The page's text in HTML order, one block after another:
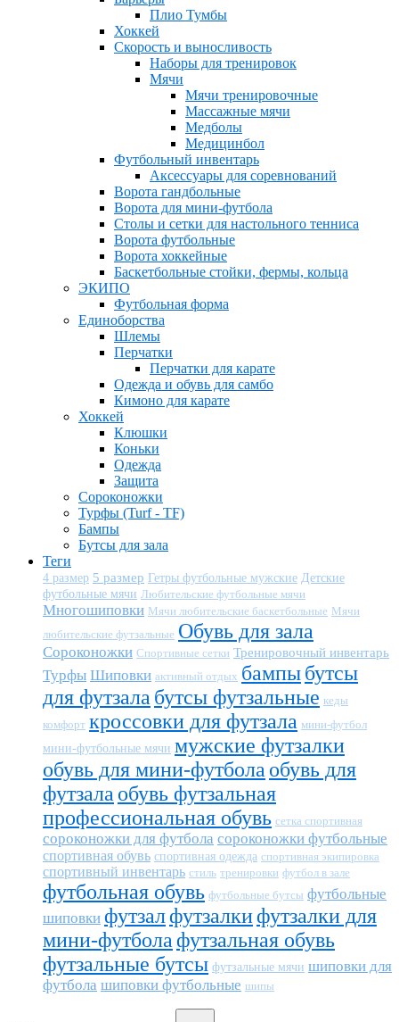
Плио Тумбы
Хоккей
Скорость и выносливость
Наборы для тренировок
Мячи
Мячи тренировочные
Массажные мячи
Медболы
Медицинбол
Футбольный инвентарь
Аксессуары для соревнований
Ворота гандбольные
Ворота для мини-футбола
Столы и сетки для настольного тенниса
Ворота футбольные
Ворота хоккейные
Баскетбольные стойки, фермы, кольца
ЭКИПО
Футбольная форма
Единоборства
Шлемы
Перчатки
Перчатки для карате
Одежда и обувь для самбо
Кимоно для карате
Хоккей
Клюшки
Коньки
Одежда
Защита
Сороконожки
Турфы (Turf - TF)
Бампы
Бутсы для зала
Теги
4 размер 5 размер Гетры футбольные мужские Детские
футбольные мячи Любительские футбольные мячи
Многошиповки Мячи любительские баскетбольные Мячи
любительские футзальные Обувь для зала
Сороконожки Спортивные сетки Тренировочный инвентарь
Турфы Шиповки активный отдых бампыбутсы
для футзала бутсы футзальные кеды
комфорт кроссовки для футзала мини-футбол
мини-футбольные мячи мужские футзалки
обувь для мини-футбола обувь для
футзала обувь футзальная
профессиональная обувь сетка спортивная
сороконожки для футбола сороконожки футбольные
спортивная обувь спортивная одежда спортивная экипировка
спортивный инвентарь стиль тренировки футбол в зале
футбольная обувь футбольные бутсы футбольные
шиповки футзалфутзалкифутзалки для
мини-футбола футзальная обувь
футзальные бутсы футзальные мячи шиповки для
футбола шиповки футбольные шипы